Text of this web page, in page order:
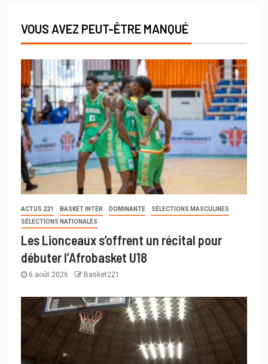
VOUS AVEZ PEUT-ÊTRE MANQUÉ
ACTUS 221 BASKET INTER DOMINANTE
SÉLECTIONS MASCULINES
SÉLECTIONS NATIONALES
Les Lionceaux s’offrent un récital pour
débuter l’Afrobasket U18
6 août 2026 Basket221